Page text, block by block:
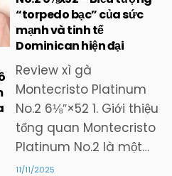
“torpedo bạc” của sức
mạnh và tinh tế
Dominican hiện đại
Review xì gà
Montecristo Platinum
No.2 6⅛″×52 1. Giới thiệu
tổng quan Montecristo
Platinum No.2 là một…
11/11/2025